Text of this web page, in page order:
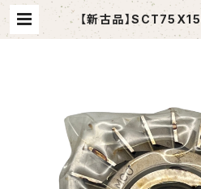
【新古品】
ー 75X15X25.4(岡